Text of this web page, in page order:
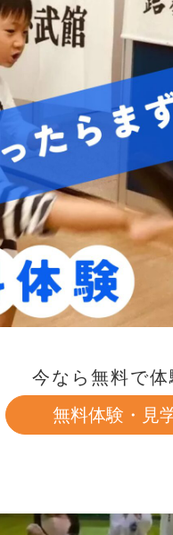
今なら無料で
無料体験・見